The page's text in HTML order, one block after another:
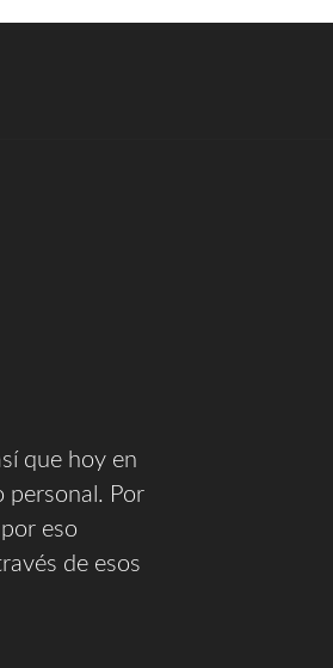
que hoy en
personal. Por
eso
de esos